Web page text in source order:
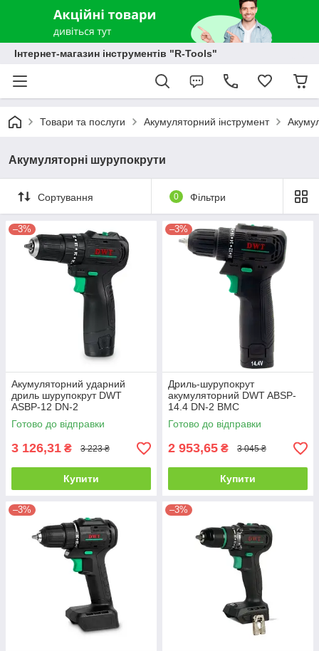
Інтернет-магазин інструментів "R-Tools"
Товари та послуги Акумуляторний інструмент
Акумуляторні шурупокрути
Сортування 0 Фільтри
–3%
Акумуляторний ударний
дриль шурупокрут DWT
ASBP-12 DN-2
Готово до відправки
3 126,31 ₴ 3 223 ₴
Купити
–3%
Дриль-шурупокрут
акумуляторний DWT ABSP-
14.4 DN-2 BMC
Готово до відправки
2 953,65 ₴ 3 045 ₴
Купити
–3% –3%